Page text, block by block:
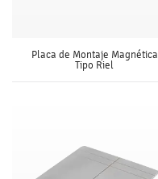
Placa de Montaje Magnética
Tipo Riel